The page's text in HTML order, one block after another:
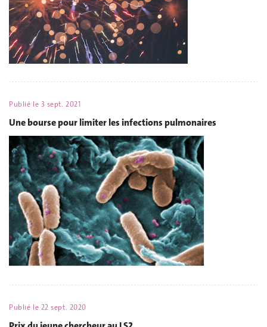
Publié le 3 sept. 2021
Une bourse pour limiter les infections pulmonaires
Publié le 22 sept. 2020